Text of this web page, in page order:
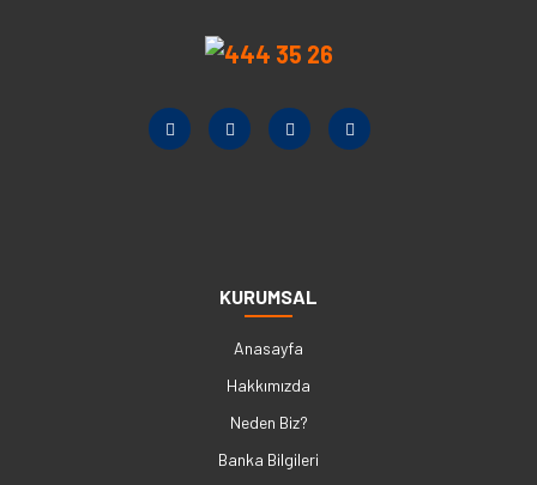
KURUMSAL
Anasayfa
Hakkımızda
Neden Biz?
Banka Bilgileri